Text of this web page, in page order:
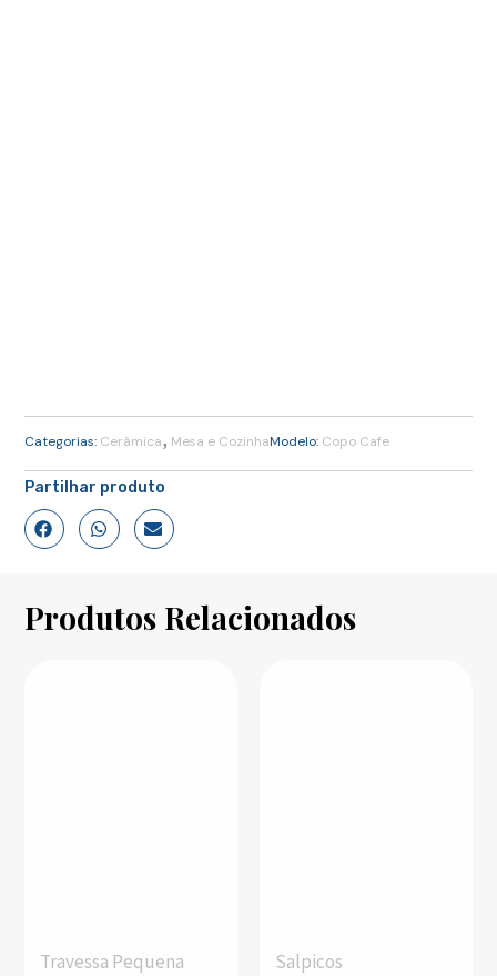
Categorias: Cerâmica, Mesa e CozinhaModelo: Copo Cafe
Partilhar produto
Produtos Relacionados
Travessa Pequena Salpicos